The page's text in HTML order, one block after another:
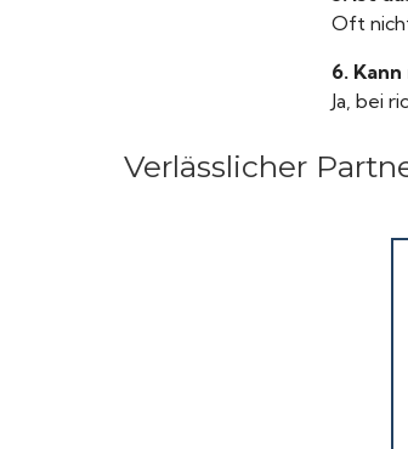
Oft
6.
Ja, bei
Verlässlicher